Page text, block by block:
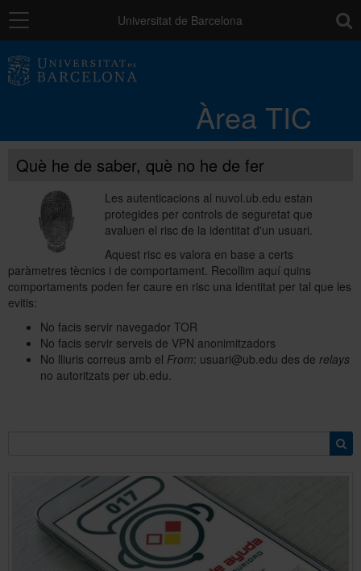
Navegació Universitat de Barcelona
Àrea TIC
Entorn de treball
Núvol UB
Suport a la Docència
Seguretat de les dades
PAU: necessites ajuda?
Què he de saber, què no he de fer
Les autenticacions al nuvol.ub.edu estan
protegides per controls de seguretat que
avaluen el risc de la identitat d'un usuari.
Aquest risc es valora en base a certs
paràmetres tècnics i de comportament. Recollim aquí quins
comportaments poden fer caure en risc una identitat per tal que les
evitis:
No facis servir navegador TOR
No facis servir serveis de VPN anonimitzadors
No lliuris correus amb el From: usuari@ub.edu des de relays
no autoritzats per ub.edu.